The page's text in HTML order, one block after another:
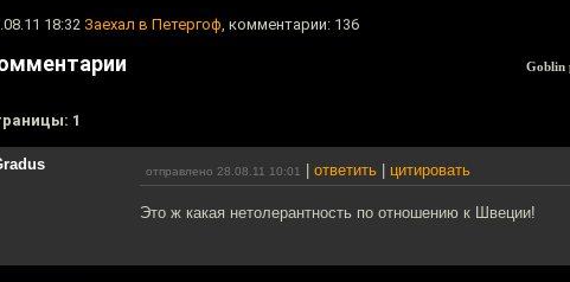
18:32 Заехал в Петергоф, комментарии: 136
Goblin
1
отправлено 28.08.11 10:01 ответить цитировать
Это ж какая нетолерантность по отношению к Швеции!